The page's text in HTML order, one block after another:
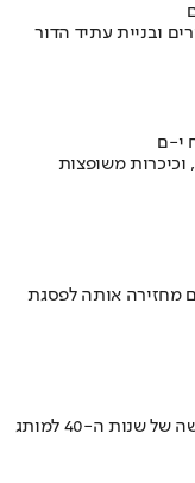
ובניית עתיד הדור
י-ם
משופצות
מחזירה אותה לפסגת
איך אסם הפכה את תקופת הצנע והמחסור הקשה של שנות ה-40 למותג